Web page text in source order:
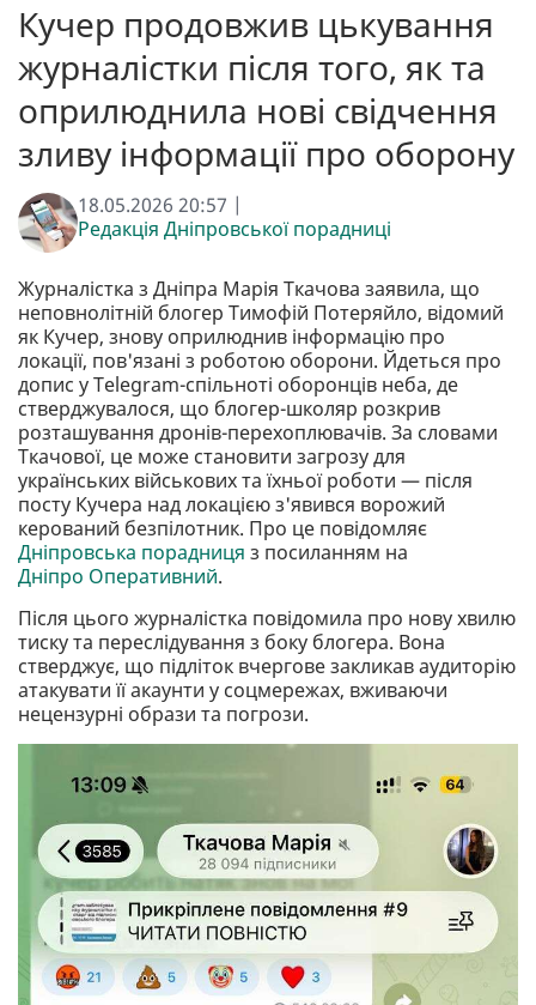
Кучер продовжив цькування
журналістки після того, як та
оприлюднила нові свідчення
зливу інформації про оборону
18.05.2026 20:57 |
Редакція Дніпровської порадниці
Журналістка з Дніпра Марія Ткачова заявила, що
неповнолітній блогер Тимофій Потеряйло, відомий
як Кучер, знову оприлюднив інформацію про
локації, пов'язані з роботою оборони. Йдеться про
допис у Telegram-спільноті оборонців неба, де
стверджувалося, що блогер-школяр розкрив
розташування дронів-перехоплювачів. За словами
Ткачової, це може становити загрозу для
українських військових та їхньої роботи — після
посту Кучера над локацією з'явився ворожий
керований безпілотник. Про це повідомляє
Дніпровська порадниця з посиланням на
Дніпро Оперативний.
Після цього журналістка повідомила про нову хвилю
тиску та переслідування з боку блогера. Вона
стверджує, що підліток вчергове закликав аудиторію
атакувати її акаунти у соцмережах, вживаючи
нецензурні образи та погрози.